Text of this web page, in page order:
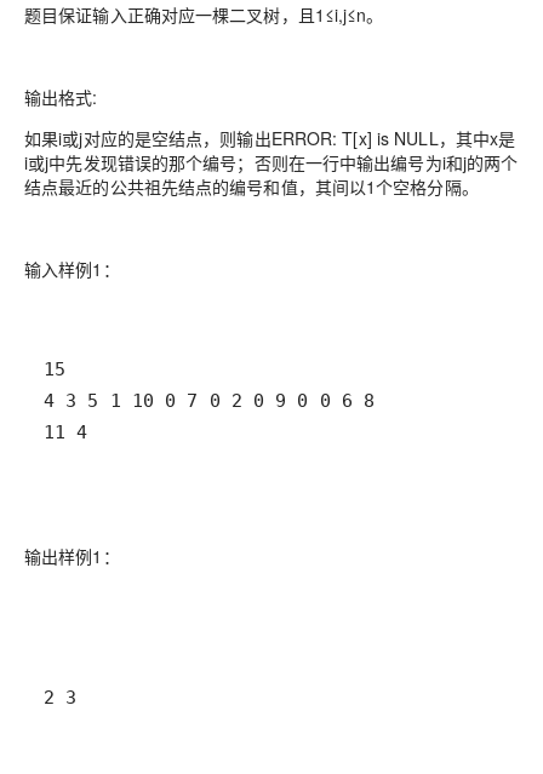
题目保证输入正确对应一棵二叉树，且1≤i,j≤n。
输出格式:
如果i或j对应的是空结点，则输出ERROR: T[x] is NULL，其中x是
i或j中先发现错误的那个编号；否则在一行中输出编号为i和j的两个
结点最近的公共祖先结点的编号和值，其间以1个空格分隔。
输入样例1：
11 4
输出样例1：
2 3